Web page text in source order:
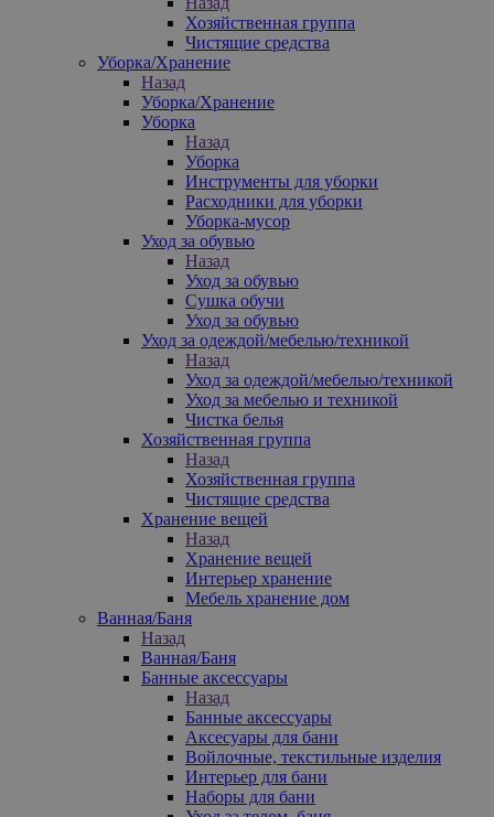
Хозяйственная группа
Чистящие средства
Уборка/Хранение
Назад
Уборка/Хранение
Уборка
Назад
Уборка
Инструменты для уборки
Расходники для уборки
Уборка-мусор
Уход за обувью
Назад
Уход за обувью
Сушка обучи
Уход за обувью
Уход за одеждой/мебелью/техникой
Назад
Уход за одеждой/мебелью/техникой
Уход за мебелью и техникой
Чистка белья
Хозяйственная группа
Назад
Хозяйственная группа
Чистящие средства
Хранение вещей
Назад
Хранение вещей
Интерьер хранение
Мебель хранение дом
Ванная/Баня
Назад
Ванная/Баня
Банные аксессуары
Назад
Банные аксессуары
Аксесуары для бани
Войлочные, текстильные изделия
Интерьер для бани
Наборы для бани